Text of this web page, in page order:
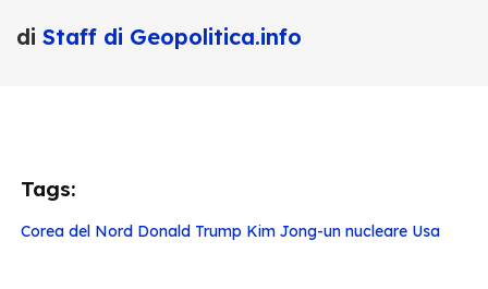
di Staff di Geopolitica.info
Tags:
Corea del Nord Donald Trump Kim Jong-un nucleare Usa